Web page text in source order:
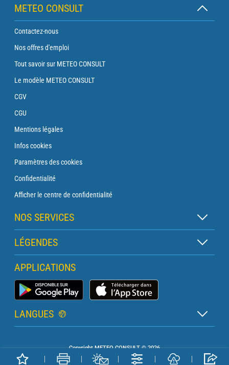
METEO CONSULT
Contactez-nous
Nos offres d'emploi
Tout savoir sur METEO CONSULT
Le modèle METEO CONSULT
CGV
CGU
Mentions légales
Infos cookies
Paramètres des cookies
Confidentialité
Afficher le centre de confidentialité
NOS SERVICES
Abonnement Zen
Abonnement Balise
Abonnement Traversée
Abonnement Phare
Météo Terrestre
LÉGENDES
Légende des cartes
Légende des pictogrammes
Glossaire
APPLICATIONS
Application Météo Marine
LANGUES
Anglais
Copyright METEO CONSULT © 2026